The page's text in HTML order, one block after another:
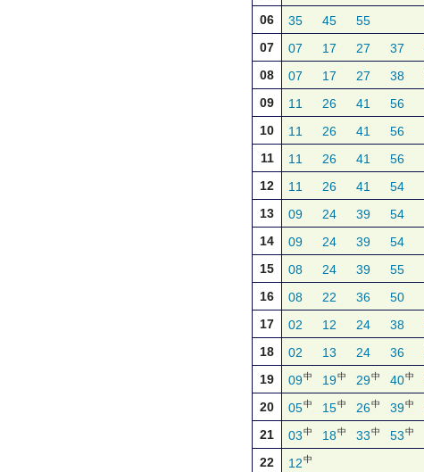
06
35 45 55
07
07 17 27 37
08
07 17 27 38
09
11 26 41 56
10
11 26 41 56
11
11 26 41 56
12
11 26 41 54
13
09 24 39 54
14
09 24 39 54
15
08 24 39 55
16
08 22 36 50
17
02 12 24 38
18
02 13 24 36
19 09中 19中 29中 40中
20 05中 15中 26中 39中
21 03中 18中 33 中 53 中
22 12中